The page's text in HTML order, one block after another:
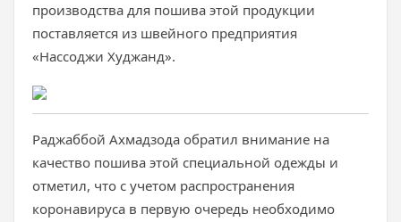
производства для пошива этой продукции
поставляется из швейного предприятия
«Нассоджи Худжанд».
Раджаббой Ахмадзода обратил внимание на
качество пошива этой специальной одежды и
отметил, что с учетом распространения
коронавируса в первую очередь необходимо